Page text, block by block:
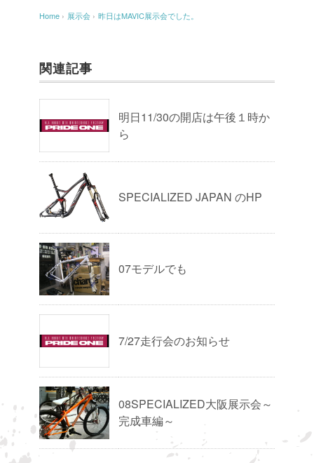
Home › 展示会 › 昨日はMAVIC展示会でした。
関連記事
明日11/30の開店は午後１時か
ら
SPECIALIZED JAPAN のHP
07モデルでも
7/27走行会のお知らせ
08SPECIALIZED大阪展示会～
完成車編～